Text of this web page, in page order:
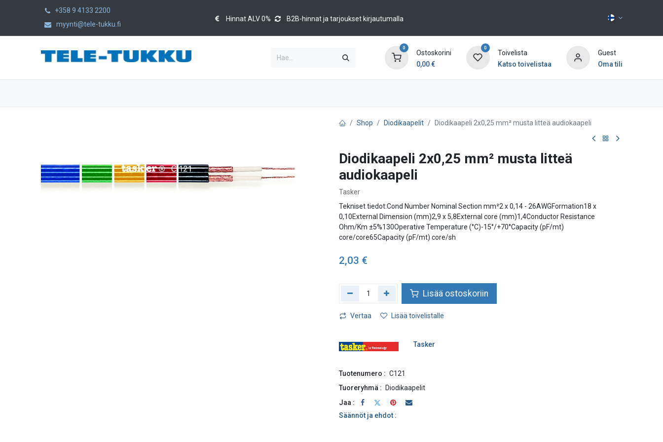
+358 9 4133 2200
myynti@tele-tukku.fi
Hinnat ALV 0% B2B-hinnat ja tarjoukset kirjautumalla
0
Ostoskorini
0,00€
0
Toivelista
Katso toivelistaa
Guest
Oma tili
Shop Diodikaapelit Diodikaapeli 2x0,25 mm² musta litteä audiokaapeli
Diodikaapeli 2x0,25 mm² musta litteä
audiokaapeli
Tasker
Tekniset tiedot:Cond Number Nominal Section mm²2 x 0,14 - 26AWGFormation18 x
0,10External Dimension (mm)2,9 x 5,8External core (mm)1,4Conductor Resistance
Ohm/Km ±5%130Operative Temperature (°C)-15°/+70°Capacity (pF/mt)
core/core65Capacity (pF/mt) core/sh
2,03 €
Lisää ostoskoriin
Vertaa Lisää toivelistalle
Tasker
Tuotenumero : C121
Tuoreryhmä :
Diodikaapelit
Jaa :
Säännöt ja ehdot :